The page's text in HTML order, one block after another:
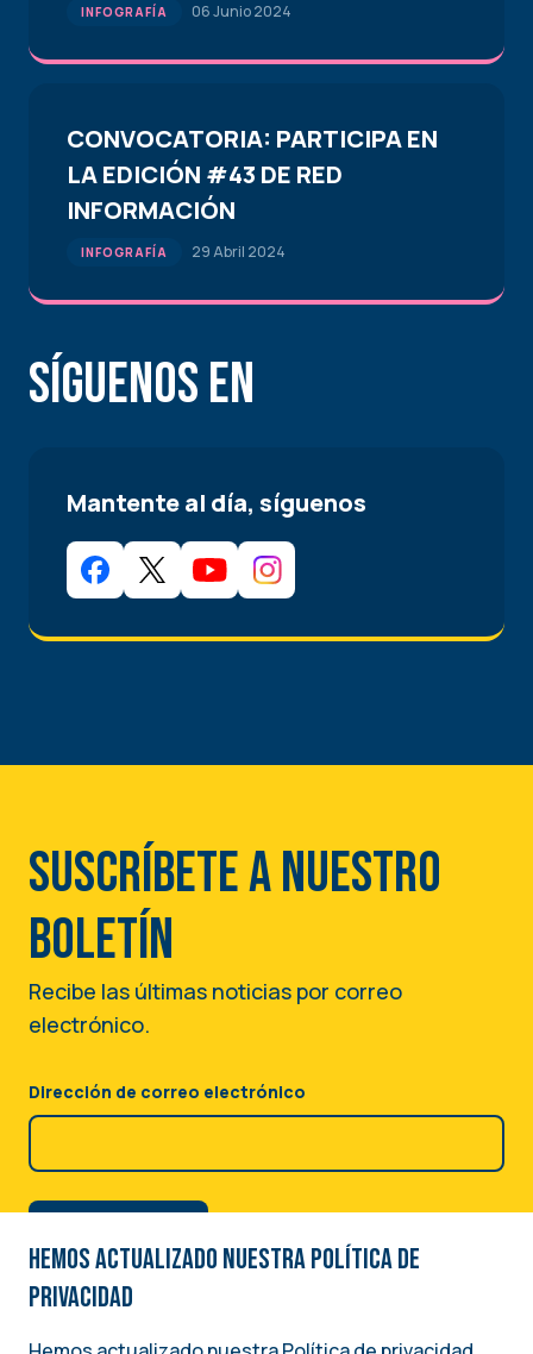
INFOGRAFÍA 06 Junio 2024
CONVOCATORIA: PARTICIPA EN
LA EDICIÓN #43 DE RED
INFORMACIÓN
INFOGRAFÍA 29 Abril 2024
Síguenos en
Mantente al día, síguenos
Suscríbete a nuestro
boletín
Recibe las últimas noticias por correo
electrónico.
Dirección de correo electrónico
Hemos actualizado nuestra Política de
privacidad